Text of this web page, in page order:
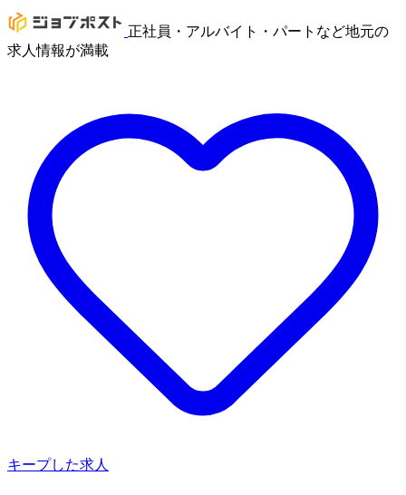
正社員・アルバイト・パートなど地元の
求人情報が満載
キープした求人